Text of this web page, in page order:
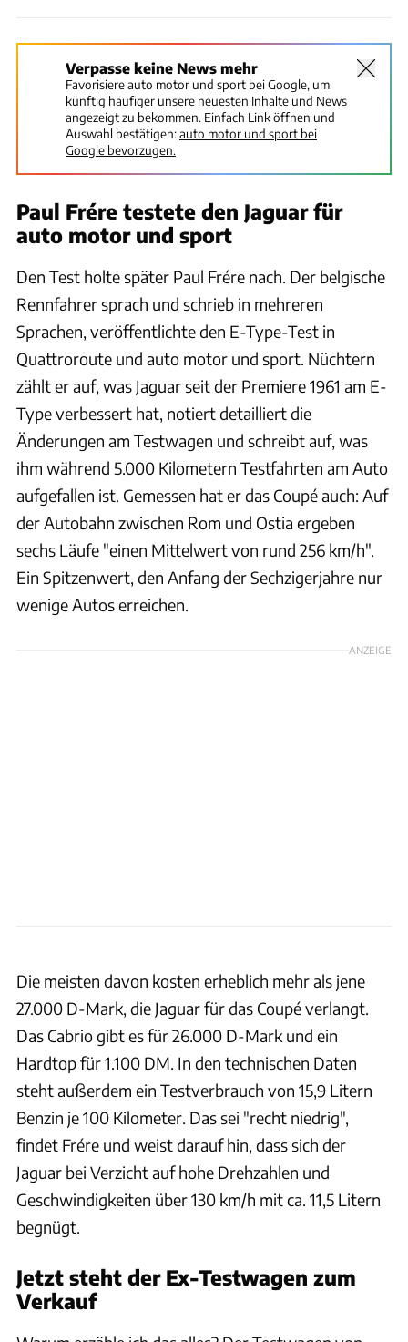
Verpasse keine News mehr
Favorisiere auto motor und sport bei Google, um
künftig häufiger unsere neuesten Inhalte und News
angezeigt zu bekommen. Einfach Link öffnen und
Auswahl bestätigen:auto motor und sport bei
Google bevorzugen.
Paul Frére testete den Jaguar für
auto motor und sport
Den Test holte später Paul Frére nach. Der belgische
Rennfahrer sprach und schrieb in mehreren
Sprachen, veröffentlichte den E-Type-Test in
Quattroroute und auto motor und sport. Nüchtern
zählt er auf, was Jaguar seit der Premiere 1961 am E-
Type verbessert hat, notiert detailliert die
Änderungen am Testwagen und schreibt auf, was
ihm während 5.000 Kilometern Testfahrten am Auto
aufgefallen ist. Gemessen hat er das Coupé auch: Auf
der Autobahn zwischen Rom und Ostia ergeben
sechs Läufe "einen Mittelwert von rund 256 km/h".
Ein Spitzenwert, den Anfang der Sechzigerjahre nur
wenige Autos erreichen.
ANZEIGE
Die meisten davon kosten erheblich mehr als jene
27.000 D-Mark, die Jaguar für das Coupé verlangt.
Das Cabrio gibt es für 26.000 D-Mark und ein
Hardtop für 1.100 DM. In den technischen Daten
steht außerdem ein Testverbrauch von 15,9 Litern
Benzin je 100 Kilometer. Das sei "recht niedrig",
findet Frére und weist darauf hin, dass sich der
Jaguar bei Verzicht auf hohe Drehzahlen und
Geschwindigkeiten über 130 km/h mit ca. 11,5 Litern
begnügt.
Jetzt steht der Ex-Testwagen zum
Verkauf